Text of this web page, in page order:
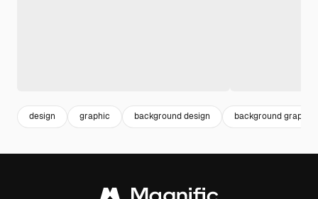
design graphic background design background graphic